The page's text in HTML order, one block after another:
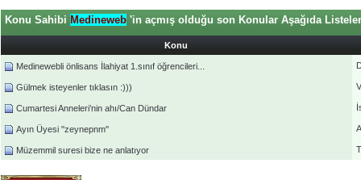
Konu Sahibi Medineweb 'in açmış olduğu son Konular Aşağıda
Konu
Medinewebli önlisans İlahiyat 1.sınıf öğrencileri...
Gülmek isteyenler tıklasın :)))
Cumartesi Anneleri’nin ahı/Can Dündar
Ayın Üyesi ''zeynepnm''
Müzemmil suresi bize ne anlatıyor